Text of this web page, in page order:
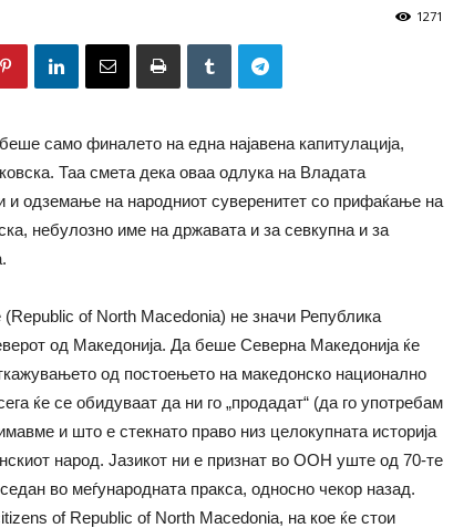
1271
само финалето на една најавена капитулација,
Таа смета дека оваа одлука на Владата
одземање на народниот суверенитет со прифаќање на
небулозно име на државата и за севкупна и за
of North Macedonia) не значи Република
од Македонија. Да беше Северна Македонија ќе
од постоењето на македонско национално
ќе се обидуваат да ни го „продадат“ (да го употребам
и што е стекнато право низ целокупната историја
народ. Јазикот ни е признат во ООН уште од 70-те
во меѓународната пракса, односно чекор назад.
of Republic of North Macedonia, на кое ќе стои